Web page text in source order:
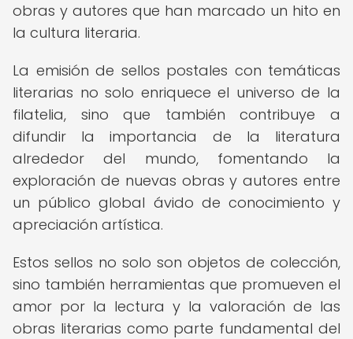
obras y autores que han marcado un hito en
la cultura literaria.
La emisión de sellos postales con temáticas
literarias no solo enriquece el universo de la
filatelia, sino que también contribuye a
difundir la importancia de la literatura
alrededor del mundo, fomentando la
exploración de nuevas obras y autores entre
un público global ávido de conocimiento y
apreciación artística.
Estos sellos no solo son objetos de colección,
sino también herramientas que promueven el
amor por la lectura y la valoración de las
obras literarias como parte fundamental del